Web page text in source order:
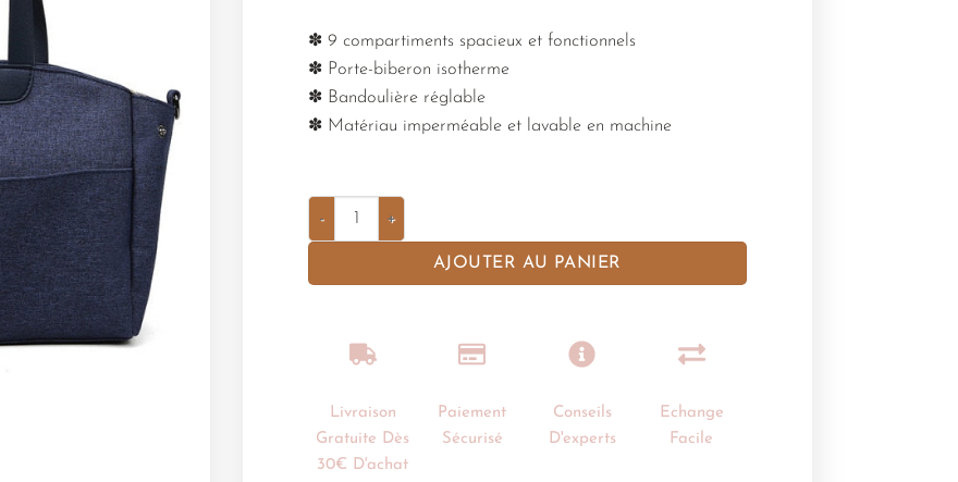
✽ 9 compartiments spacieux et fonctionnels
✽ Porte-biberon isotherme
✽ Bandoulière réglable
✽ Matériau imperméable et lavable en machine
AJOUTER AU PANIER
Livraison
Gratuite Dès
30€ D'achat
Paiement
Sécurisé
Conseils
D'experts
Echange
Facile